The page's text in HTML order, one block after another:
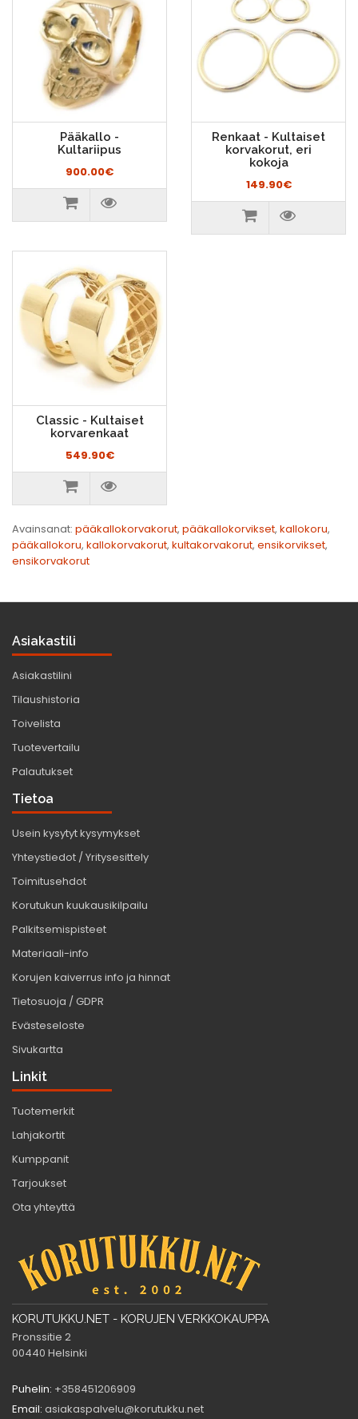
Pääkallo -
Kultariipus
900.00€
Renkaat - Kultaiset
korvakorut, eri
kokoja
149.90€
Classic - Kultaiset
korvarenkaat
549.90€
Avainsanat: pääkallokorvakorut, pääkallokorvikset, kallokoru,
pääkallokoru, kallokorvakorut, kultakorvakorut, ensikorvikset,
ensikorvakorut
Asiakastili
Asiakastilini
Tilaushistoria
Toivelista
Tuotevertailu
Palautukset
Tietoa
Usein kysytyt kysymykset
Yhteystiedot / Yritysesittely
Toimitusehdot
Korutukun kuukausikilpailu
Palkitsemispisteet
Materiaali-info
Korujen kaiverrus info ja hinnat
Tietosuoja / GDPR
Evästeseloste
Sivukartta
Linkit
Tuotemerkit
Lahjakortit
Kumppanit
Tarjoukset
Ota yhteyttä
KORUTUKKU.NET - KORUJEN VERKKOKAUPPA
Pronssitie 2
00440 Helsinki
Puhelin: +358451206909
Email: asiakaspalvelu@korutukku.net